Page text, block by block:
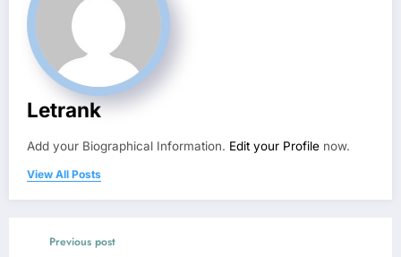
Letrank
Add your Biographical Information. Edit your Profile now.
View All Posts
Previous post